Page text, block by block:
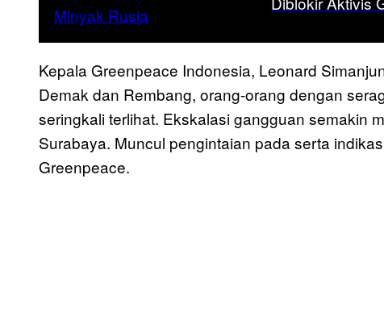
Kepala Greenpeace Indonesia, Leonard
Demak dan Rembang, orang-orang dengan
seringkali terlihat. Ekskalasi gangguan semakin
Surabaya. Muncul pengintaian pada serta
Greenpeace.